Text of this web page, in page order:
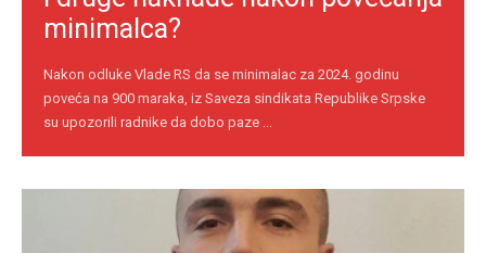
minimalca?
Nakon odluke Vlade RS da se minimalac za 2024. godinu
poveća na 900 maraka, iz Saveza sindikata Republike Srpske
su upozorili radnike da dobo paze ...